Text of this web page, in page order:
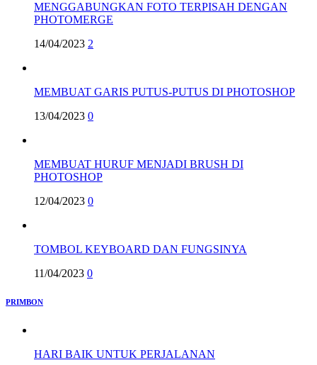
MENGGABUNGKAN FOTO TERPISAH DENGAN
PHOTOMERGE
14/04/2023 2
MEMBUAT GARIS PUTUS-PUTUS DI PHOTOSHOP
13/04/2023 0
MEMBUAT HURUF MENJADI BRUSH DI
PHOTOSHOP
12/04/2023 0
TOMBOL KEYBOARD DAN FUNGSINYA
11/04/2023 0
PRIMBON
HARI BAIK UNTUK PERJALANAN